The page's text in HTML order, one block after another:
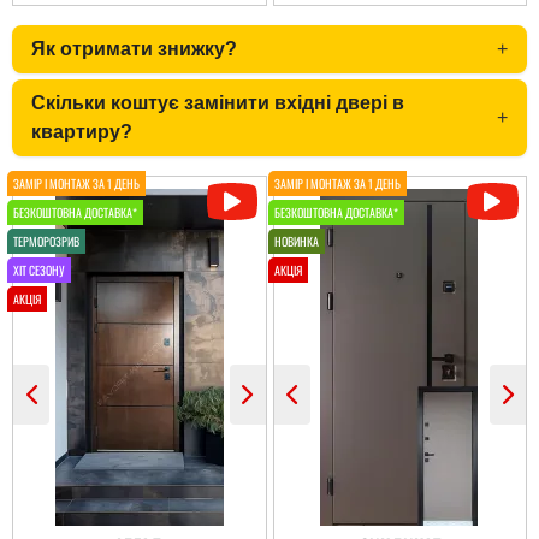
Олена
По рекомендації сусідів і
ми замовили. теж
залишились
читати всі відгуки
Ірина
все від заміру до
Як отримати знижку? +
Скільки коштує замінити вхідні двері в
квартиру?
+